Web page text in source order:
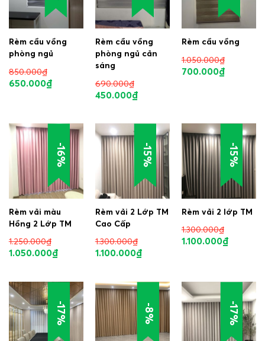
Rèm cầu vồng
phòng ngủ
850.000₫
650.000₫
Rèm cầu vồng
phòng ngủ cản
sáng
690.000₫
450.000₫
Rèm cầu vồng
1.050.000₫
700.000₫
-16%
Rèm vải màu
Hồng 2 Lớp TM
1.250.000₫
1.050.000₫
-15%
Rèm vải 2 Lớp TM
Cao Cấp
1.300.000₫
1.100.000₫
-15%
Rèm vải 2 lớp TM
1.300.000₫
1.100.000₫
-17% -8% -17%